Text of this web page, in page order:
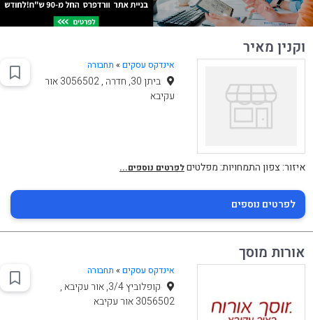
וקנין מאיר
אינדקס עסקים » תחבורה
ביתן 30, חדרה , 3056502 אור
עקיבא
איזור: צפון התמחויות: מפלטיםלפרטים נוספים...
לפרטים נוספים
אורות מוסך
אינדקס עסקים » תחבורה
קופלוביץ 3/4, אור עקיבא ,
3056502 אור עקיבא